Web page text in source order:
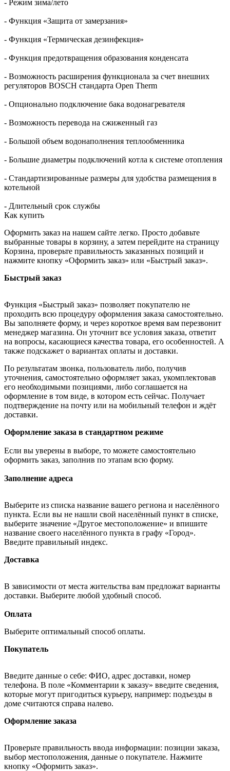
- Режим зима/лето
- Функция «Защита от замерзания»
- Функция «Термическая дезинфекция»
- Функция предотвращения образования конденсата
- Возможность расширения функционала за счет внешних
регуляторов BOSCH стандарта Open Therm
- Опционально подключение бака водонагревателя
- Возможность перевода на сжиженный газ
- Большой объем водонаполнения теплообменника
- Большие диаметры подключений котла к системе отопления
- Стандартизированные размеры для удобства размещения в
котельной
- Длительный срок службы
Как купить
Оформить заказ на нашем сайте легко. Просто добавьте
выбранные товары в корзину, а затем перейдите на страницу
Корзина, проверьте правильность заказанных позиций и
нажмите кнопку «Оформить заказ» или «Быстрый заказ».
Быстрый заказ
Функция «Быстрый заказ» позволяет покупателю не
проходить всю процедуру оформления заказа самостоятельно.
Вы заполняете форму, и через короткое время вам перезвонит
менеджер магазина. Он уточнит все условия заказа, ответит
на вопросы, касающиеся качества товара, его особенностей. А
также подскажет о вариантах оплаты и доставки.
По результатам звонка, пользователь либо, получив
уточнения, самостоятельно оформляет заказ, укомплектовав
его необходимыми позициями, либо соглашается на
оформление в том виде, в котором есть сейчас. Получает
подтверждение на почту или на мобильный телефон и ждёт
доставки.
Оформление заказа в стандартном режиме
Если вы уверены в выборе, то можете самостоятельно
оформить заказ, заполнив по этапам всю форму.
Заполнение адреса
Выберите из списка название вашего региона и населённого
пункта. Если вы не нашли свой населённый пункт в списке,
выберите значение «Другое местоположение» и впишите
название своего населённого пункта в графу «Город».
Введите правильный индекс.
Доставка
В зависимости от места жительства вам предложат варианты
доставки. Выберите любой удобный способ.
Оплата
Выберите оптимальный способ оплаты.
Покупатель
Введите данные о себе: ФИО, адрес доставки, номер
телефона. В поле «Комментарии к заказу» введите сведения,
которые могут пригодиться курьеру, например: подъезды в
доме считаются справа налево.
Оформление заказа
Проверьте правильность ввода информации: позиции заказа,
выбор местоположения, данные о покупателе. Нажмите
кнопку «Оформить заказ».